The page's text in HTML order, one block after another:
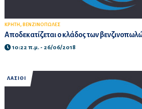
ΚΡΗΤΗ , ΒΕΝΖΙΝΟΠΩΛΕΣ
Αποδεκατίζεται ο κλάδος των
10:22 π.μ. - 26/06/2018
ΛΑΣΙΘΙ